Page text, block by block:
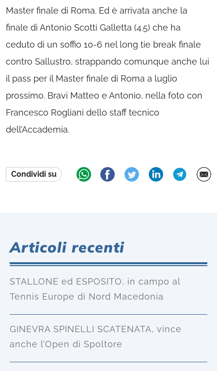
Master finale di Roma. Ed è arrivata anche la
finale di Antonio Scotti Galletta (4.5) che ha
ceduto di un soffio 10-6 nel long tie break finale
contro Sallustro, strappando comunque anche lui
il pass per il Master finale di Roma a luglio
prossimo. Bravi Matteo e Antonio, nella foto con
Francesco Rogliani dello staff tecnico
dell’Accademia.
Condividi su
Articoli recenti
STALLONE ed ESPOSITO, in campo al
Tennis Europe di Nord Macedonia
GINEVRA SPINELLI SCATENATA, vince
anche l’Open di Spoltore